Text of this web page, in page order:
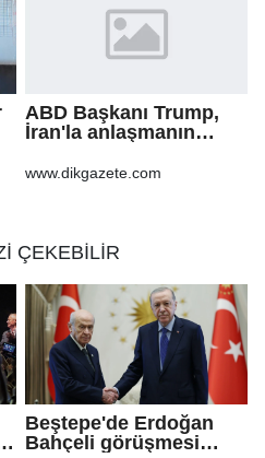
ABD Başkanı Trump,
İran'la anlaşmanın
sağlanabileceğini
www.dikgazete.com
ÇEKEBİLİR
Beştepe'de Erdoğan
Bahçeli görüşmesi